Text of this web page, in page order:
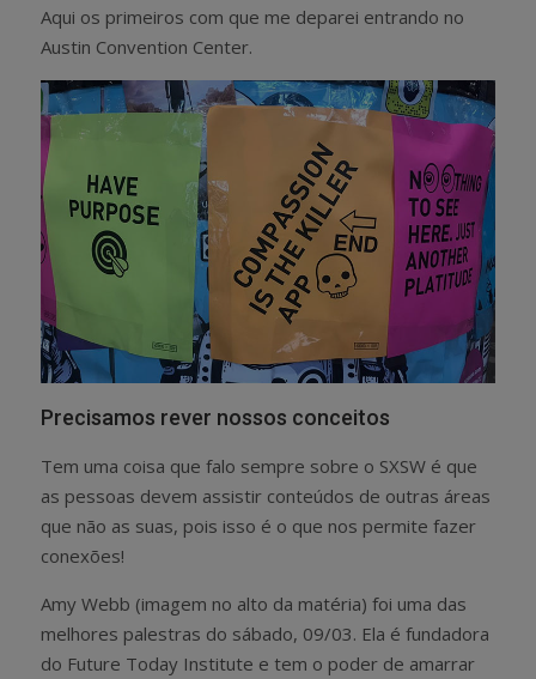
Aqui os primeiros com que me deparei entrando no
Austin Convention Center.
Precisamos rever nossos conceitos
Tem uma coisa que falo sempre sobre o SXSW é que
as pessoas devem assistir conteúdos de outras áreas
que não as suas, pois isso é o que nos permite fazer
conexões!
Amy Webb (imagem no alto da matéria) foi uma das
melhores palestras do sábado, 09/03. Ela é fundadora
do Future Today Institute e tem o poder de amarrar